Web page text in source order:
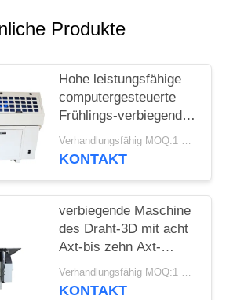
Produkte
Hohe leistungsfähige
computergesteuerte
Frühlings-verbiegende
Maschine mit zehn
Äxten
Verhandlungsfähig MOQ:1 Satz
KONTAKT
verbiegende Maschine
des Draht-3D mit acht
Axt-bis zehn Axt-
maximaler Fütterungs-
Geschwindigkeit
Verhandlungsfähig MOQ:1 Satz
KONTAKT